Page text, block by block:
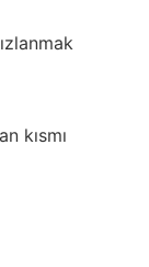
kısmı